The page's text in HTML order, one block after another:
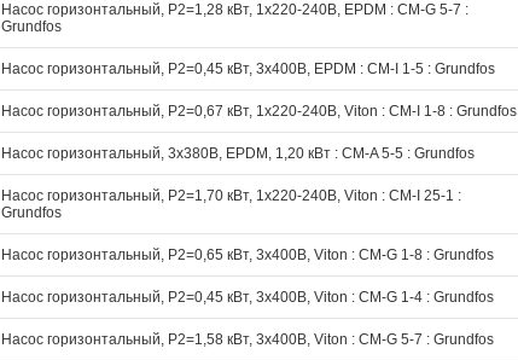
Насос горизонтальный, P2=1,28 кВт, 1х220-240В, EPDM : CM-G 5-7 :
Grundfos
Насос горизонтальный, P2=0,45 кВт, 3х400В, EPDM : CM-I 1-5 : Grundfos
Насос горизонтальный, P2=0,67 кВт, 1х220-240В, Viton : CM-I 1-8 : Grundfos
Насос горизонтальный, 3х380В, EPDM, 1,20 кВт : CM-A 5-5 : Grundfos
Насос горизонтальный, P2=1,70 кВт, 1х220-240В, Viton : CM-I 25-1 :
Grundfos
Насос горизонтальный, P2=0,65 кВт, 3х400В, Viton : CM-G 1-8 : Grundfos
Насос горизонтальный, P2=0,45 кВт, 3х400В, Viton : CM-G 1-4 : Grundfos
Насос горизонтальный, P2=1,58 кВт, 3х400В, Viton : CM-G 5-7 : Grundfos